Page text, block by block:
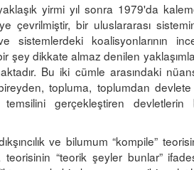
yirmi yıl sonra 1979'da
çevrilmiştir, bir uluslararası
sistemlerdeki koalisyonlarının
şey dikkate almaz denilen
Bu iki cümle arasındaki
topluma, toplumdan
temsilini gerçekleştiren
ve bilumum “kompile”
teorisinin “teorik şeyler bunlar”